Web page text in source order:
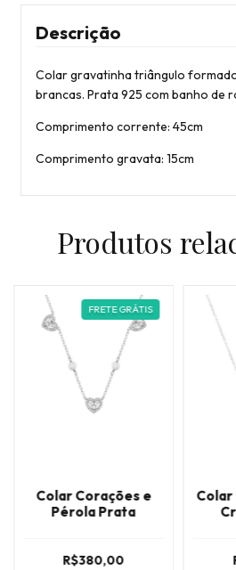
Descrição
Colar gravatinha triângulo
brancas. Prata 925 com banho de
Comprimento corrente: 45cm
Comprimento gravata: 15cm
Produtos
FRETE GRÁTIS
Colar Corações e
Pérola Prata
R$380,00
Colar